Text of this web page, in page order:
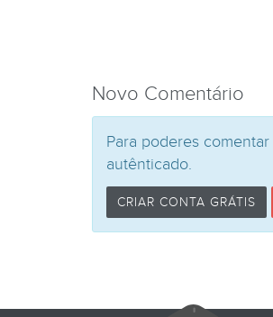
Novo Comentário
Para poderes
autênticado.
CRIAR CONTA GRÁTIS